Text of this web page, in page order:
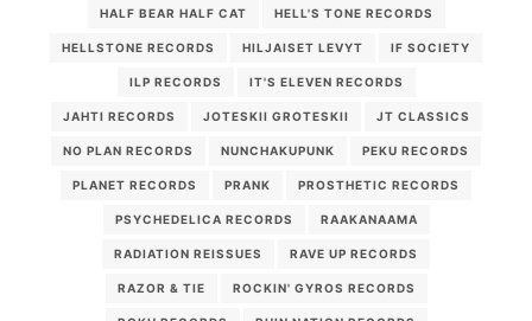
HALF BEAR HALF CAT HELL'S TONE RECORDS
HELLSTONE RECORDS HILJAISET LEVYT IF SOCIETY
ILP RECORDS IT'S ELEVEN RECORDS
JAHTI RECORDS JOTESKII GROTESKII JT CLASSICS
NO PLAN RECORDS NUNCHAKUPUNK PEKU RECORDS
PLANET RECORDS PRANK PROSTHETIC RECORDS
PSYCHEDELICA RECORDS RAAKANAAMA
RADIATION REISSUES RAVE UP RECORDS
RAZOR & TIE ROCKIN' GYROS RECORDS